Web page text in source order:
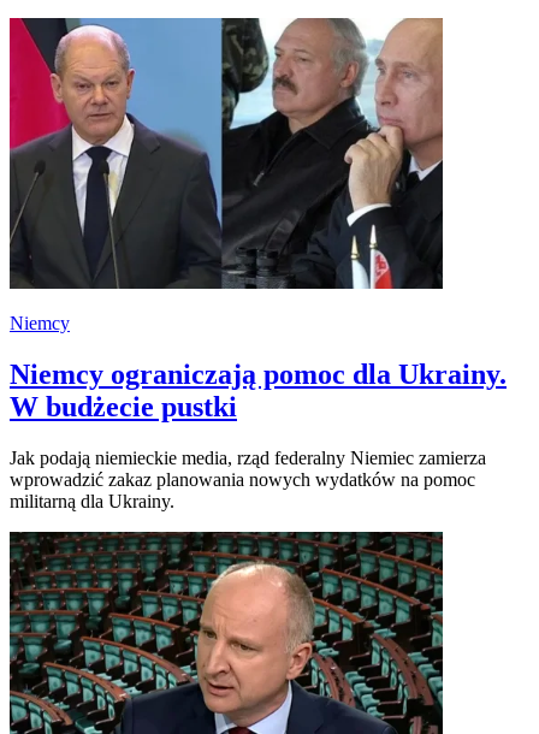
Niemcy
Niemcy ograniczają pomoc dla Ukrainy.
W budżecie pustki
Jak podają niemieckie media, rząd federalny Niemiec zamierza
wprowadzić zakaz planowania nowych wydatków na pomoc
militarną dla Ukrainy.